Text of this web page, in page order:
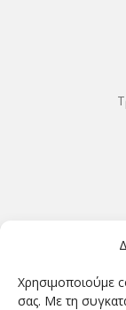
Χρησιμοποιούμε
σας. Με τη